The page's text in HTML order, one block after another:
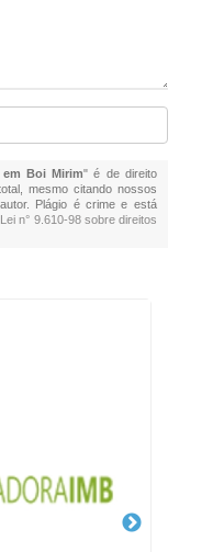
em Boi Mirim" é de direito
mesmo citando nossos
Plágio é crime e está
Lei n° 9.610-98 sobre direitos